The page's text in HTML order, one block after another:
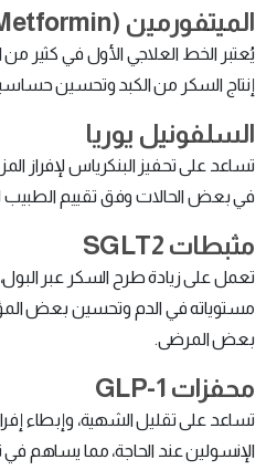
الميتفورمين (Metformin)
يُعتبر الخط العلاجي الأول في كثير
إنتاج السكر من الكبد وتحسين
السلفونيل يوريا
تساعد على تحفيز البنكرياس لإفراز
في بعض الحالات وفق تقييم
مثبطات SGLT2
تعمل على زيادة طرح السكر عبر
مستوياته في الدم وتحسين بعض
بعض المرضى.
محفزات GLP-1
تساعد على تقليل الشهية، وإبطاء
الإنسولين عند الحاجة، مما يساهم